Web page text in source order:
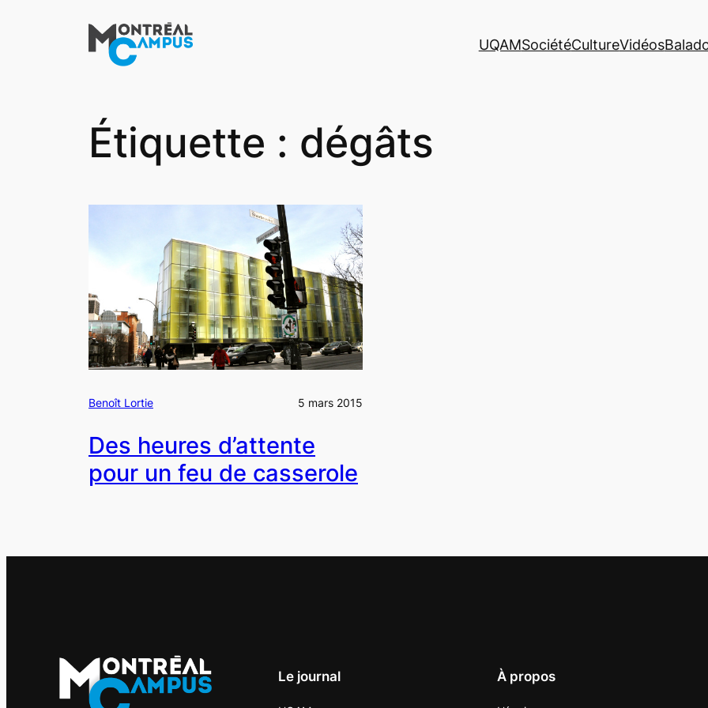
UQAMSociétéCultureVidéos
Étiquette : dégâts
Benoît Lortie 5 mars 2015
Des heures d’attente
pour un feu de casserole
Le journal À propos